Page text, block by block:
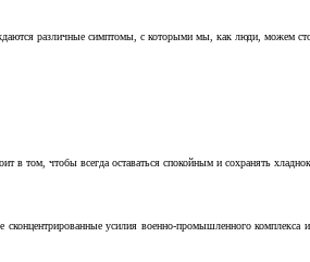
различные симптомы, с которыми мы, как люди, можем
в том, чтобы всегда оставаться спокойным и сохранять
усилия военно-промышленного